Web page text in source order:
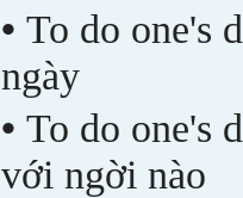
• To do one's
ngày
• To do one's
với ng­ời nào